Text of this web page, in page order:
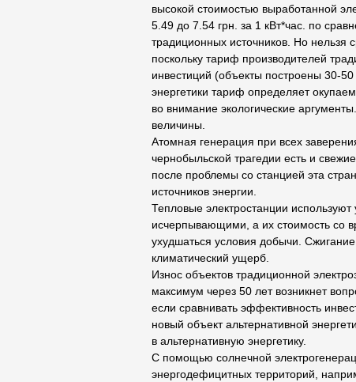
высокой стоимостью выработанной
5.49 до 7.54 грн. за 1 кВт*час. по
традиционных источников. Но нельзя
поскольку тариф производителей
инвестиций (объекты построены 30-50
энергетики тариф определяет
во внимание экологические
величины.
Атомная генерация при всех
чернобыльской трагедии есть и
после проблемы со станцией эта
источников энергии.
Тепловые электростанции
исчерпывающими, а их стоимость со
ухудшаться условия добычи.
климатический ущерб.
Износ объектов традиционной
максимум через 50 лет возникнет
если сравнивать эффективность
новый объект альтернативной
в альтернативную энергетику.
С помощью солнечной
энергодефицитных территорий,